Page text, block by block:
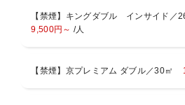
【禁煙】キングダブル インサイド／
9,500円～ /人
【禁煙】京プレミアム ダブル／30㎡